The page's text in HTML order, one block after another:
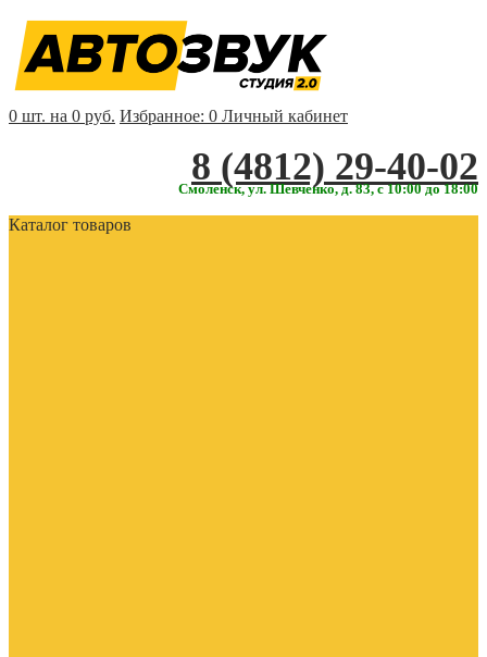
0 шт. на 0 руб. Избранное: 0 Личный кабинет
‎‎8 (4812) 29-40-02
Смоленск, ул. Шевченко, д. 83, с 10:00 до 18:00
Каталог товаров